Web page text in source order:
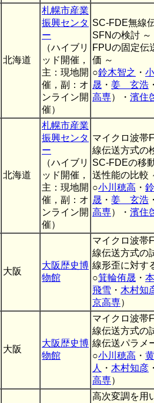
北海道
札幌市産業
振興センタ
ー
（ハイブリ
ッド開催，
主：現地開
催，副：オ
ンライン開
催）
SC-FDE無線
SFNの検討
FPUの固定伝
価 ～
○鈴木智之 ・
晟 ・ 姜 玄浩
高専）・ 濱住
北海道
札幌市産業
振興センタ
ー
（ハイブリ
ッド開催，
主：現地開
催，副：オ
ンライン開
催）
マイクロ波帯
線伝送方式の
SC-FDEの移
送性能の比較
○小川穂高 ・
晟 ・ 姜 玄浩
高専）・ 濱住
大阪
大阪歴史博
物館
マイクロ波帯
線伝送方式の
線形歪に対す
○箕輪侑晟 ・
飛雪 ・ 木村知
京高専）
大阪
大阪歴史博
物館
マイクロ波帯
線伝送方式の
線伝送パラメ
○小川穂高 ・
人
・ 木村知彦
高専）
高次変調を用